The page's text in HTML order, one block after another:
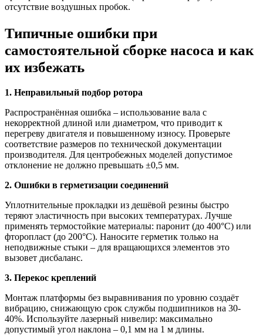
отсутствие воздушных пробок.
Типичные ошибки при
самостоятельной сборке насоса и как
их избежать
1. Неправильный подбор ротора
Распространённая ошибка – использование вала с
некорректной длиной или диаметром, что приводит к
перегреву двигателя и повышенному износу. Проверьте
соответствие размеров по технической документации
производителя. Для центробежных моделей допустимое
отклонение не должно превышать ±0,5 мм.
2. Ошибки в герметизации соединений
Уплотнительные прокладки из дешёвой резины быстро
теряют эластичность при высоких температурах. Лучше
применять термостойкие материалы: паронит (до 400°C) или
фторопласт (до 200°C). Наносите герметик только на
неподвижные стыки – для вращающихся элементов это
вызовет дисбаланс.
3. Перекос креплений
Монтаж платформы без выравнивания по уровню создаёт
вибрацию, снижающую срок службы подшипников на 30-
40%. Используйте лазерный нивелир: максимально
допустимый угол наклона – 0,1 мм на 1 м длины.